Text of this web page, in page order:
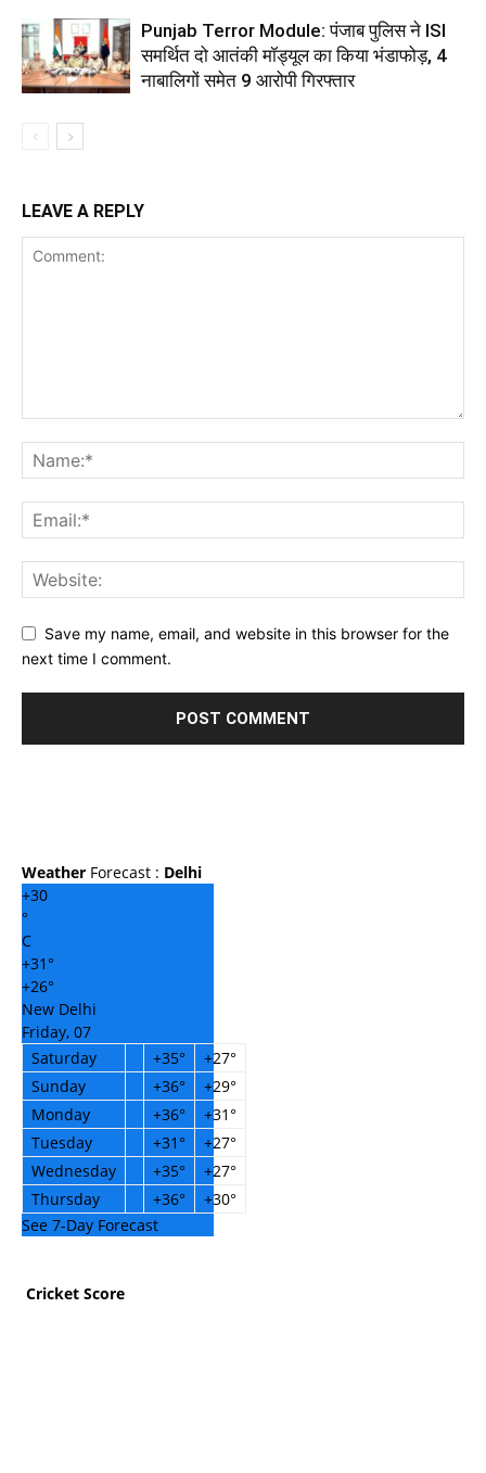
Punjab Terror Module: पंजाब पुलिस ने ISI
समर्थित दो आतंकी मॉड्यूल का किया भंडाफोड़, 4
नाबालिगों समेत 9 आरोपी गिरफ्तार
LEAVE A REPLY
Save my name, email, and website in this browser for the
next time I comment.
Weather Forecast : Delhi
+30
°
C
+31°
+26°
New Delhi
Friday, 07
Saturday
+35° +27°
Sunday
+36° +29°
Monday
+36° +31°
Tuesday
+31° +27°
Wednesday
+35° +27°
Thursday
+36° +30°
See 7-Day Forecast
Cricket Score